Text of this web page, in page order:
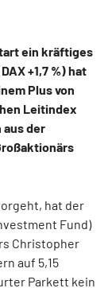
ein kräftiges
+1,7 %) hat
Plus von
Leitindex
der
hat der
Fund)
Christopher
auf 5,15
Parkett kein